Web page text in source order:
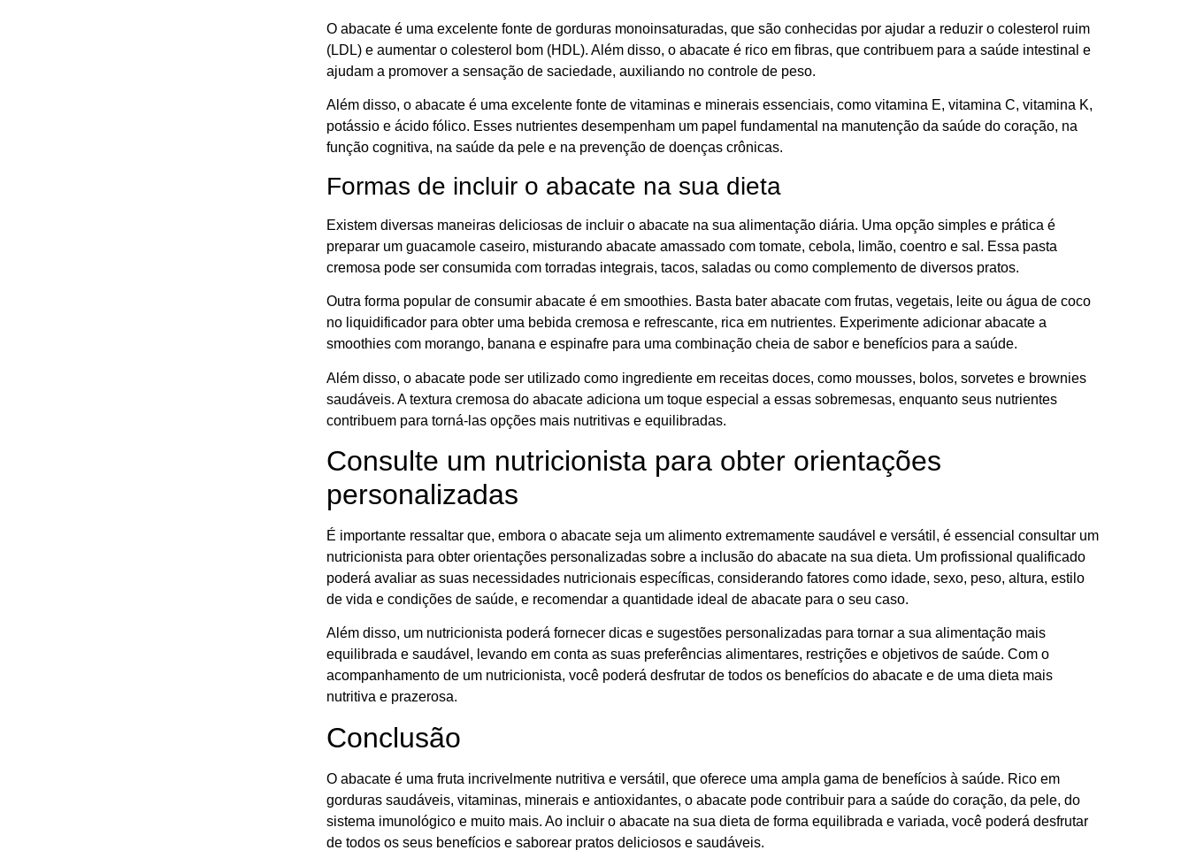
O abacate é uma excelente fonte de gorduras monoinsaturadas, que são conhecidas por ajudar a reduzir o colesterol ruim
(LDL) e aumentar o colesterol bom (HDL). Além disso, o abacate é rico em fibras, que contribuem para a saúde intestinal e
ajudam a promover a sensação de saciedade, auxiliando no controle de peso.
Além disso, o abacate é uma excelente fonte de vitaminas e minerais essenciais, como vitamina E, vitamina C, vitamina K,
potássio e ácido fólico. Esses nutrientes desempenham um papel fundamental na manutenção da saúde do coração, na
função cognitiva, na saúde da pele e na prevenção de doenças crônicas.
Formas de incluir o abacate na sua dieta
Existem diversas maneiras deliciosas de incluir o abacate na sua alimentação diária. Uma opção simples e prática é
preparar um guacamole caseiro, misturando abacate amassado com tomate, cebola, limão, coentro e sal. Essa pasta
cremosa pode ser consumida com torradas integrais, tacos, saladas ou como complemento de diversos pratos.
Outra forma popular de consumir abacate é em smoothies. Basta bater abacate com frutas, vegetais, leite ou água de coco
no liquidificador para obter uma bebida cremosa e refrescante, rica em nutrientes. Experimente adicionar abacate a
smoothies com morango, banana e espinafre para uma combinação cheia de sabor e benefícios para a saúde.
Além disso, o abacate pode ser utilizado como ingrediente em receitas doces, como mousses, bolos, sorvetes e brownies
saudáveis. A textura cremosa do abacate adiciona um toque especial a essas sobremesas, enquanto seus nutrientes
contribuem para torná-las opções mais nutritivas e equilibradas.
Consulte um nutricionista para obter orientações
personalizadas
É importante ressaltar que, embora o abacate seja um alimento extremamente saudável e versátil, é essencial consultar um
nutricionista para obter orientações personalizadas sobre a inclusão do abacate na sua dieta. Um profissional qualificado
poderá avaliar as suas necessidades nutricionais específicas, considerando fatores como idade, sexo, peso, altura, estilo
de vida e condições de saúde, e recomendar a quantidade ideal de abacate para o seu caso.
Além disso, um nutricionista poderá fornecer dicas e sugestões personalizadas para tornar a sua alimentação mais
equilibrada e saudável, levando em conta as suas preferências alimentares, restrições e objetivos de saúde. Com o
acompanhamento de um nutricionista, você poderá desfrutar de todos os benefícios do abacate e de uma dieta mais
nutritiva e prazerosa.
Conclusão
O abacate é uma fruta incrivelmente nutritiva e versátil, que oferece uma ampla gama de benefícios à saúde. Rico em
gorduras saudáveis, vitaminas, minerais e antioxidantes, o abacate pode contribuir para a saúde do coração, da pele, do
sistema imunológico e muito mais. Ao incluir o abacate na sua dieta de forma equilibrada e variada, você poderá desfrutar
de todos os seus benefícios e saborear pratos deliciosos e saudáveis.